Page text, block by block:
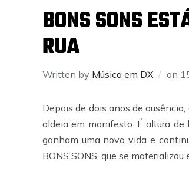
BONS SONS
RUA
Written by Música em DX on
Depois de dois anos de ausência,
aldeia em manifesto. É altura de
ganham uma nova vida e
BONS SONS, que se materializou